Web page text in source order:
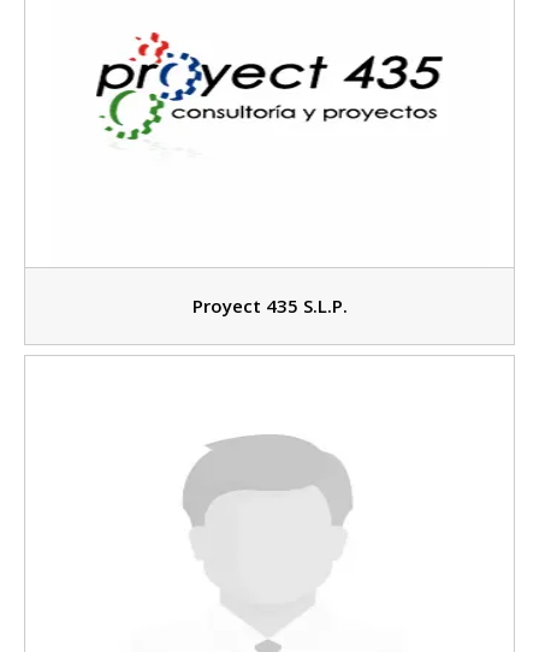
Proyect 435 S.L.P.